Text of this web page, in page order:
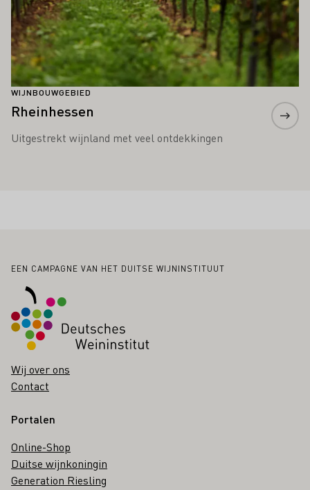
WIJNBOUWGEBIED
Rheinhessen
Uitgestrekt wijnland met veel ontdekkingen
Voettekst
EEN CAMPAGNE VAN HET DUITSE WIJNINSTITUUT
Wij over ons
Contact
Portalen
Online-Shop
Duitse wijnkoningin
Generation Riesling